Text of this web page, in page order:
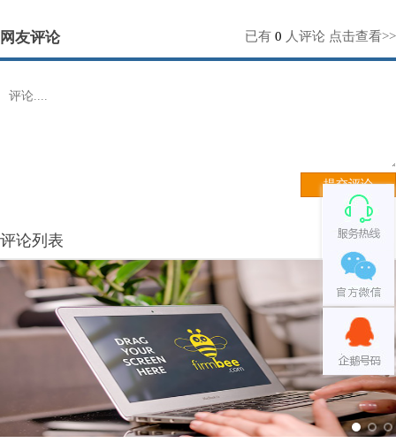
网友评论 已有 0 人评论 点击查看>>
评论列表